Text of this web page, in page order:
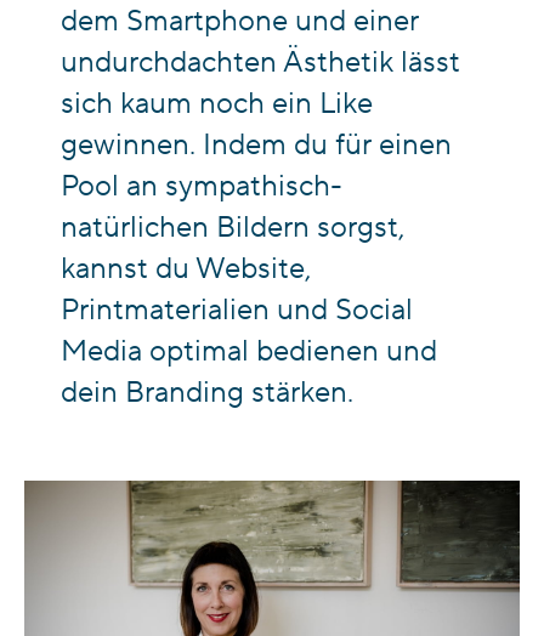
dem Smartphone und einer
undurchdachten Ästhetik lässt
sich kaum noch ein Like
gewinnen. Indem du für einen
Pool an sympathisch-
natürlichen Bildern sorgst,
kannst du Website,
Printmaterialien und Social
Media optimal bedienen und
dein Branding stärken.